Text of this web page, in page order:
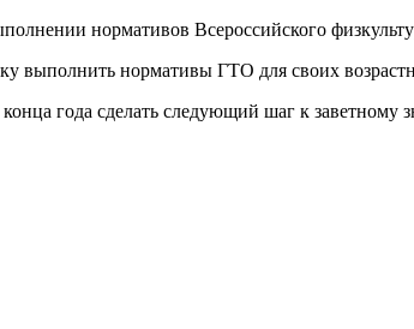
нормативов Всероссийского
нормативы ГТО для своих
года сделать следующий шаг к